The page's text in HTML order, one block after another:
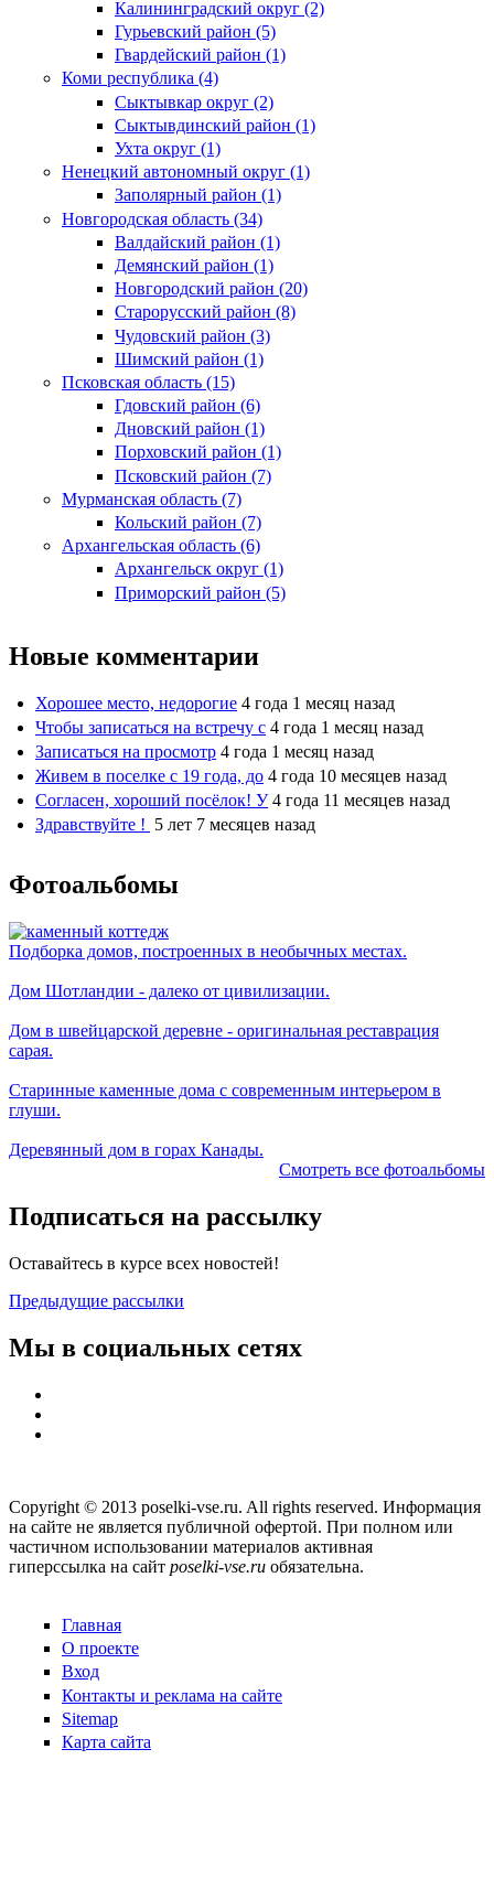
Калининградский округ (2)
Гурьевский район (5)
Гвардейский район (1)
Коми республика (4)
Сыктывкар округ (2)
Сыктывдинский район (1)
Ухта округ (1)
Ненецкий автономный округ (1)
Заполярный район (1)
Новгородская область (34)
Валдайский район (1)
Демянский район (1)
Новгородский район (20)
Старорусский район (8)
Чудовский район (3)
Шимский район (1)
Псковская область (15)
Гдовский район (6)
Дновский район (1)
Порховский район (1)
Псковский район (7)
Мурманская область (7)
Кольский район (7)
Архангельская область (6)
Архангельск округ (1)
Приморский район (5)
Новые комментарии
Хорошее место, недорогие 4 года 1 месяц назад
Чтобы записаться на встречу с 4 года 1 месяц назад
Записаться на просмотр 4 года 1 месяц назад
Живем в поселке с 19 года, до 4 года 10 месяцев назад
Согласен, хороший посёлок! У 4 года 11 месяцев назад
Здравствуйте ! 5 лет 7 месяцев назад
Фотоальбомы
Подборка домов, построенных в необычных местах.
Дом Шотландии - далеко от цивилизации.
Дом в швейцарской деревне - оригинальная реставрация
сарая.
Старинные каменные дома с современным интерьером в
глуши.
Деревянный дом в горах Канады.
Смотреть все фотоальбомы
Подписаться на рассылку
Оставайтесь в курсе всех новостей!
Предыдущие рассылки
Мы в социальных сетях
Copyright © 2013 poselki-vse.ru. All rights reserved. Информация
на сайте не является публичной офертой. При полном или
частичном использовании материалов активная
гиперссылка на сайт poselki-vse.ru​ обязательна.
Главная
О проекте
Вход
Контакты и реклама на сайте
Sitemap
Карта сайта